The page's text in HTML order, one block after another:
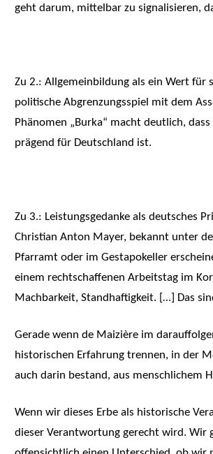
geht darum, mittelbar zu signalisieren,
Zu 2.: Allgemeinbildung als ein Wert für
politische Abgrenzungsspiel mit dem
Phänomen „Burka“ macht deutlich,
prägend für Deutschland ist.
Zu 3.: Leistungsgedanke als deutsches
Christian Anton Mayer, bekannt unter
Pfarramt oder im Gestapokeller
einem rechtschaffenen Arbeitstag im
Machbarkeit, Standhaftigkeit. […] Das
Gerade wenn de Maizière im
historischen Erfahrung trennen, in der
auch darin bestand, aus menschlichem
Wenn wir dieses Erbe als historische
dieser Verantwortung gerecht wird. Wir